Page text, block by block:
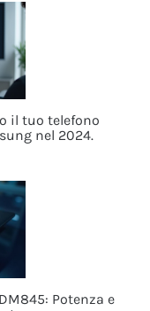
il tuo telefono
nel 2024.
Potenza e